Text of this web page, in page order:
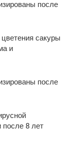
сакуры
и
после 8 лет